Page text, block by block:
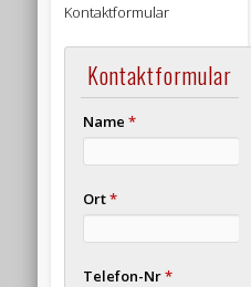
Kontaktformular
Kontaktformular
Name *
Ort*
Telefon-Nr*